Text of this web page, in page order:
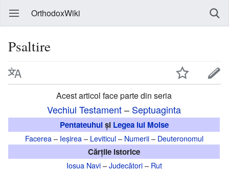
OrthodoxWiki
Psaltire
Acest articol face parte din seria
Vechiul Testament– Septuaginta
Pentateuhulși Legea lui Moise
Facerea– Ieșirea– Leviticul– Numerii– Deuteronomul
Cărțile istorice
Iosua Navi–Judecători– Rut